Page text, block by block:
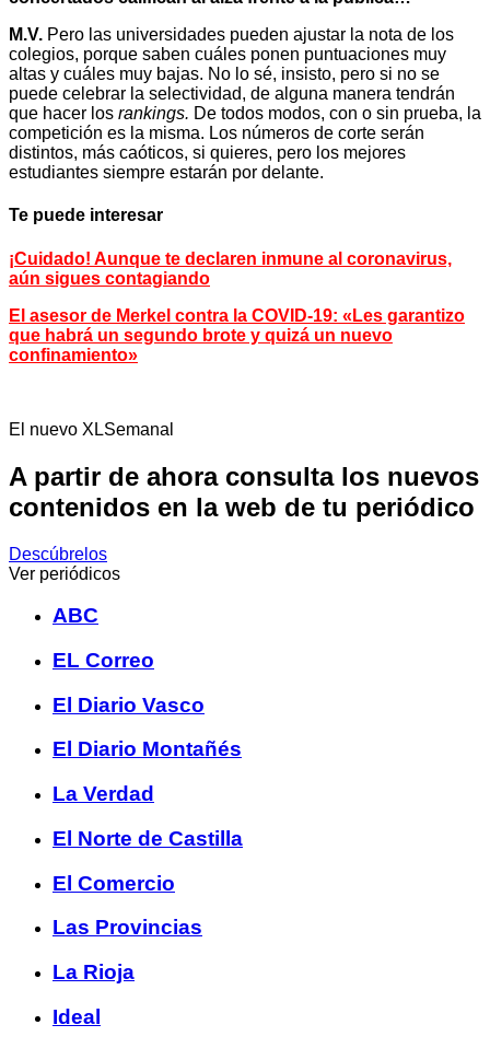
M.V. Pero las universidades pueden ajustar la nota de los
colegios, porque saben cuáles ponen puntuaciones muy
altas y cuáles muy bajas. No lo sé, insisto, pero si no se
puede celebrar la selectividad, de alguna manera tendrán
que hacer los rankings. De todos modos, con o sin prueba, la
competición es la misma. Los números de corte serán
distintos, más caóticos, si quieres, pero los mejores
estudiantes siempre estarán por delante.
Te puede interesar
¡Cuidado! Aunque te declaren inmune al coronavirus,
aún sigues contagiando
El asesor de Merkel contra la COVID-19: «Les garantizo
que habrá un segundo brote y quizá un nuevo
confinamiento»
El nuevo XLSemanal
A partir de ahora consulta los nuevos
contenidos en la web de tu periódico
Descúbrelos
Ver periódicos
ABC
EL Correo
El Diario Vasco
El Diario Montañés
La Verdad
El Norte de Castilla
El Comercio
Las Provincias
La Rioja
Ideal